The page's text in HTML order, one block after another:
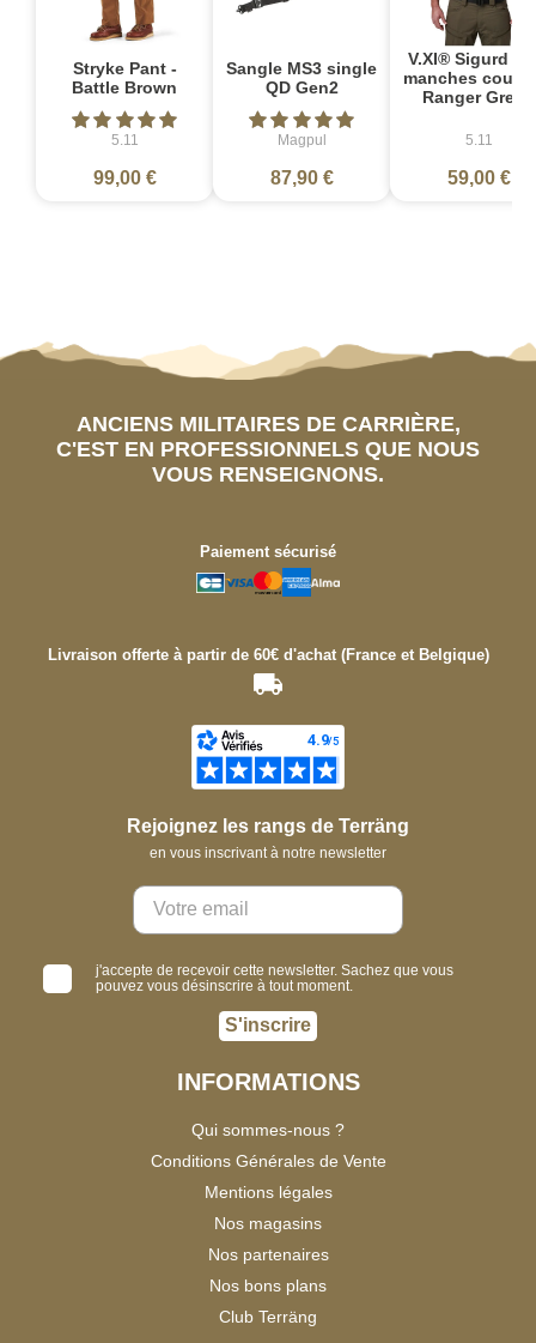
Stryke Pant -
Battle Brown
5.11
99,00 €
Sangle MS3 single
QD Gen2
Magpul
87,90 €
V.XI® Sigurd
manches
Ranger Green
5.11
59,00 €
ANCIENS MILITAIRES DE CARRIÈRE,
C'EST EN PROFESSIONNELS QUE NOUS
VOUS RENSEIGNONS.
Paiement sécurisé
Livraison offerte à partir de 60€ d'achat (France et Belgique)
Rejoignez les rangs de Terräng
en vous inscrivant à notre newsletter
j'accepte de recevoir cette newsletter. Sachez que vous
pouvez vous désinscrire à tout moment.
S'inscrire
INFORMATIONS
Qui sommes-nous ?
Conditions Générales de Vente
Mentions légales
Nos magasins
Nos partenaires
Nos bons plans
Club Terräng